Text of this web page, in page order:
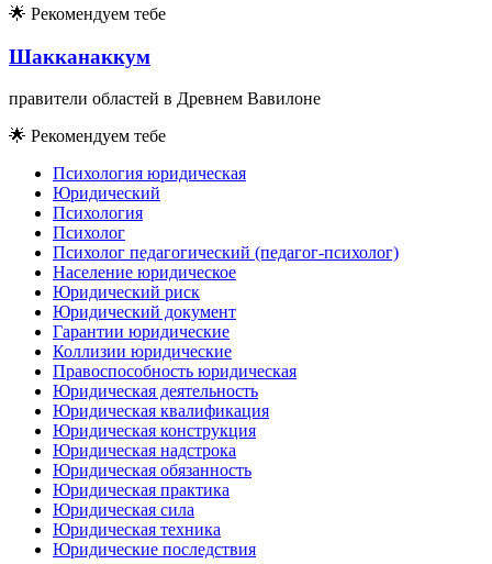
🌟 Рекомендуем тебе
Шакканаккум
правители областей в Древнем Вавилоне
🌟 Рекомендуем тебе
Психология юридическая
Юридический
Психология
Психолог
Психолог педагогический (педагог-психолог)
Население юридическое
Юридический риск
Юридический документ
Гарантии юридические
Коллизии юридические
Правоспособность юридическая
Юридическая деятельность
Юридическая квалификация
Юридическая конструкция
Юридическая надстрока
Юридическая обязанность
Юридическая практика
Юридическая сила
Юридическая техника
Юридические последствия